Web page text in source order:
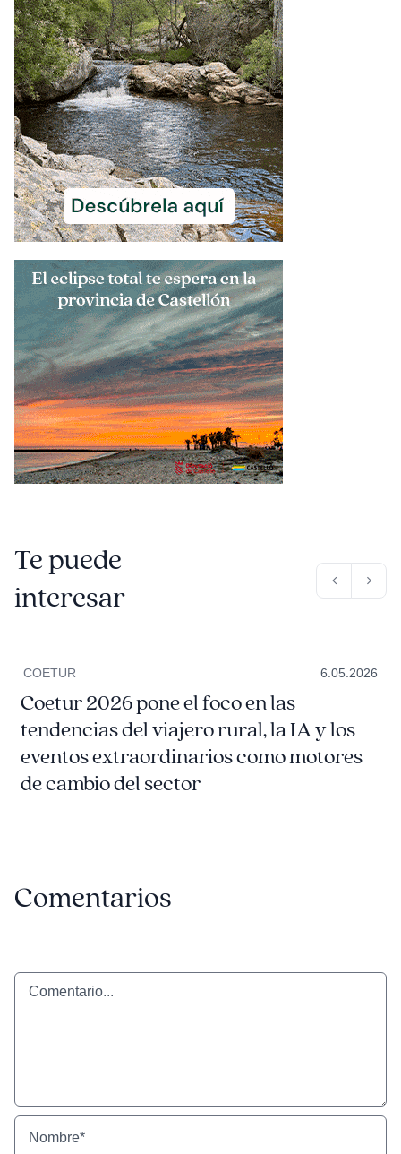
Te puede
interesar
COETUR 6.05.2026
Coetur 2026 pone el foco en las
tendencias del viajero rural, la IA y los
eventos extraordinarios como motores
de cambio del sector
Comentarios
Comentario